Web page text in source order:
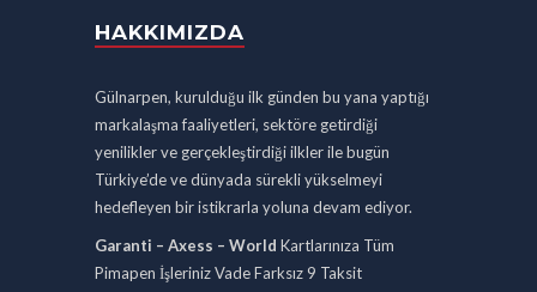
HAKKIMIZDA
Gülnarpen, kurulduğu ilk günden bu yana yaptığı
markalaşma faaliyetleri, sektöre getirdiği
yenilikler ve gerçekleştirdiği ilkler ile bugün
Türkiye’de ve dünyada sürekli yükselmeyi
hedefleyen bir istikrarla yoluna devam ediyor.
Garanti – Axess – World Kartlarınıza Tüm
Pimapen İşleriniz Vade Farksız 9 Taksit